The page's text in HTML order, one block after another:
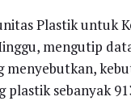
Plastik untuk
mengutip
menyebutkan,
plastik sebanyak